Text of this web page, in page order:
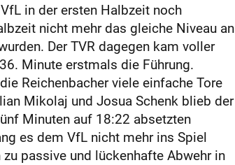
in der ersten Halbzeit noch
nicht mehr das gleiche Niveau an
Der TVR dagegen kam voller
Minute erstmals die Führung.
Reichenbacher viele einfache Tore
Mikolaj und Josua Schenk blieb der
Minuten auf 18:22 absetzten
es dem VfL nicht mehr ins Spiel
passive und lückenhafte Abwehr in